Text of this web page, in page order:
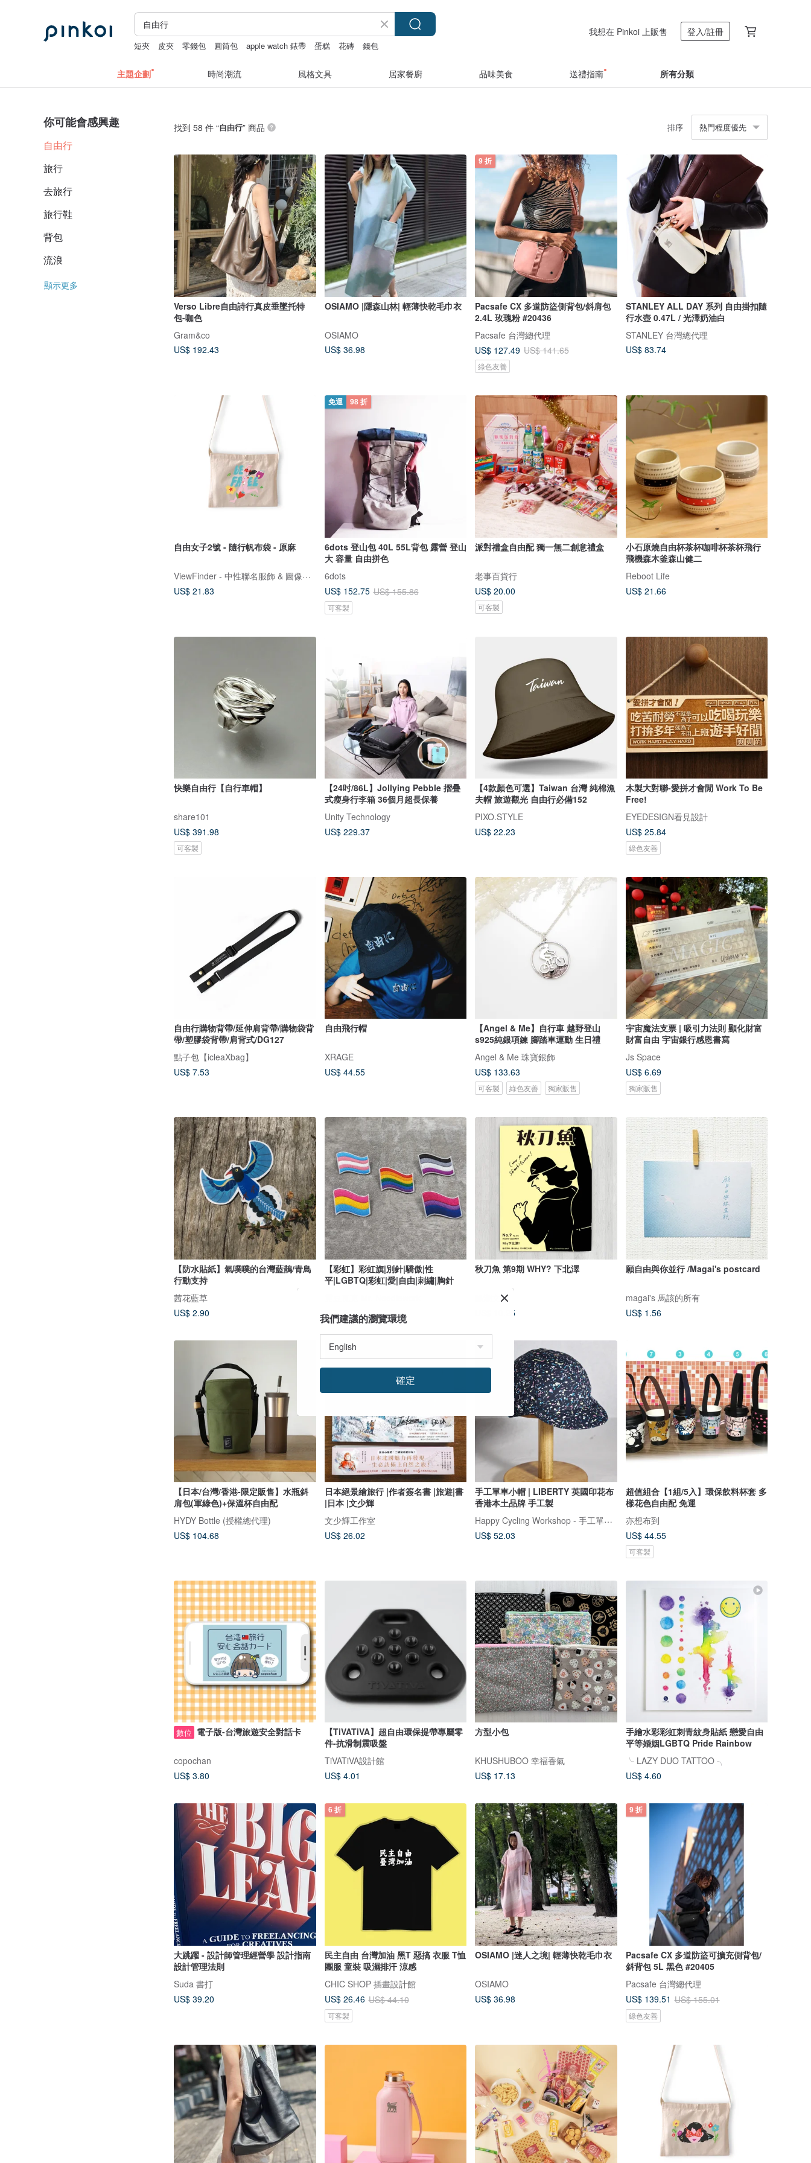
短夾 皮夾 零錢包 圓筒包 apple watch 錶帶 蛋糕 花磚 錢包
我想在 Pinkoi 上販售 登入/註冊
主題企劃 時尚潮流 風格文具 居家餐廚 品味美食 送禮指南 所有分類
你可能會感興趣
自由行
旅行
去旅行
旅行鞋
背包
流浪
顯示更多
找到 58 件 “自由行” 商品 排序 熱門程度優先
Verso Libre自由詩行真皮垂墜托特
包-咖色
Gram&co
US$ 192.43
OSIAMO |隱森山林| 輕薄快乾毛巾衣
OSIAMO
US$ 36.98
9 折
Pacsafe CX 多道防盜側背包/斜肩包
2.4L 玫瑰粉 #20436
Pacsafe 台灣總代理
US$ 127.49 US$ 141.65
綠色友善
STANLEY ALL DAY 系列 自由掛扣隨
行水壺 0.47L / 光澤奶油白
STANLEY 台灣總代理
US$ 83.74
自由女子2號 - 隨行帆布袋 - 原麻
ViewFinder - 中性聯名服飾 & 圖像授權周邊
US$ 21.83
免運 98 折
6dots 登山包 40L 55L背包 露營 登山
大 容量 自由拼色
6dots
US$ 152.75 US$ 155.86
可客製
派對禮盒自由配 獨一無二創意禮盒
老事百貨行
US$ 20.00
可客製
小石原燒自由杯茶杯咖啡杯茶杯飛行
飛機森木釜森山健二
Reboot Life
US$ 21.66
快樂自由行【自行車帽】
share101
US$ 391.98
可客製
【24吋/86L】Jollying Pebble 摺疊
式瘦身行李箱 36個月超長保養
Unity Technology
US$ 229.37
【4款顏色可選】Taiwan 台灣 純棉漁
夫帽 旅遊觀光 自由行必備152
PIXO.STYLE
US$ 22.23
木製大對聯-愛拼才會閒 Work To Be
Free!
EYEDESIGN看見設計
US$ 25.84
綠色友善
自由行購物背帶/延伸肩背帶/購物袋背
帶/塑膠袋背帶/肩背式/DG127
點子包【icleaXbag】
US$ 7.53
自由飛行帽
XRAGE
US$ 44.55
【Angel & Me】自行車 越野登山
s925純銀項鍊 腳踏車運動 生日禮
Angel & Me 珠寶銀飾
US$ 133.63
可客製 綠色友善 獨家販售
宇宙魔法支票 | 吸引力法則 顯化財富
財富自由 宇宙銀行感恩書寫
Js Space
US$ 6.69
獨家販售
【防水貼紙】氣噗噗的台灣藍鵲/青鳥
行動支持
茜花藍草
US$ 2.90
【彩虹】彩虹旗|別針|驕傲|性
平|LGBTQ|彩虹|愛|自由|刺繡|胸針
US$ 5.35
秋刀魚 第9期 WHY? 下北澤
黑潮文化
US$ 10.25
願自由與你並行 /Magai's postcard
magai's 馬該的所有
US$ 1.56
【日本/台灣/香港-限定販售】水瓶斜
肩包(軍綠色)+保溫杯自由配
HYDY Bottle (授權總代理)
US$ 104.68
日本絕景繪旅行 |作者簽名書 |旅遊|書
|日本 |文少輝
文少輝工作室
US$ 26.02
手工單車小帽 | LIBERTY 英國印花布
香港本土品牌 手工製
Happy Cycling Workshop - 手工單車小帽
US$ 52.03
超值組合【1組/5入】環保飲料杯套 多
樣花色自由配 免運
亦想布到
US$ 44.55
可客製
數位 電子版-台灣旅遊安全對話卡
copochan
US$ 3.80
【TiVATiVA】超自由環保提帶專屬零
件-抗滑制震吸盤
TiVATiVA設計館
US$ 4.01
方型小包
KHUSHUBOO 幸福香氣
US$ 17.13
手繪水彩彩虹刺青紋身貼紙 戀愛自由
平等婚姻LGBTQ Pride Rainbow
╰ LAZY DUO TATTOO ╮
US$ 4.60
大跳躍 - 設計師管理經營學 設計指南
設計管理法則
Suda 書打
US$ 39.20
6 折
民主自由 台灣加油 黑T 惡搞 衣服 T恤
團服 童裝 吸濕排汗 涼感
CHIC SHOP 插畫設計館
US$ 26.46 US$ 44.10
可客製
OSIAMO |迷人之境| 輕薄快乾毛巾衣
OSIAMO
US$ 36.98
9 折
Pacsafe CX 多道防盜可擴充側背包/
斜背包 5L 黑色 #20405
Pacsafe 台灣總代理
US$ 139.51 US$ 155.01
綠色友善
我們建議的瀏覽環境
確定